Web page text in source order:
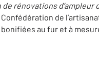
rénovations d’ampleur
Confédération de
au fur et à